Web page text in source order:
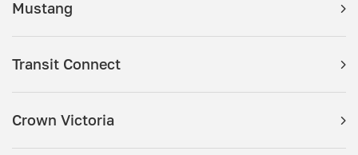
Mustang
Transit Connect
Crown Victoria